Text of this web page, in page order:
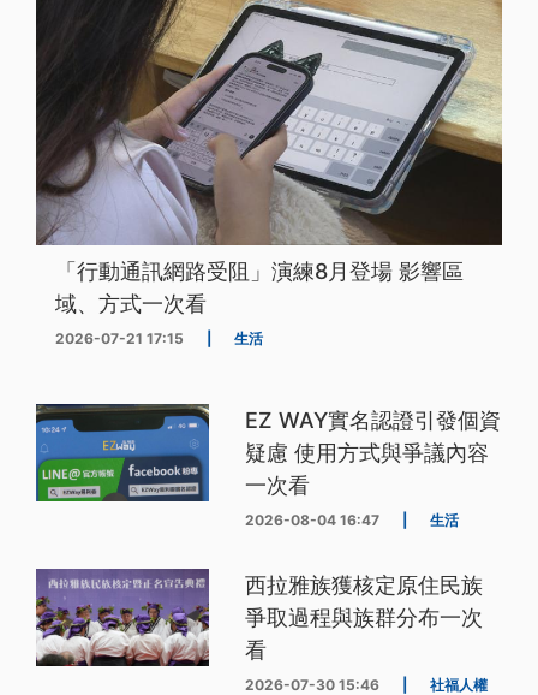
「行動通訊網路受阻」演練8月登場 影響區
域、方式一次看
2026-07-21 17:15 生活
EZ WAY實名認證引發個資
疑慮 使用方式與爭議內容
一次看
2026-08-04 16:47 生活
西拉雅族獲核定原住民族
爭取過程與族群分布一次
看
2026-07-30 15:46 社福人權